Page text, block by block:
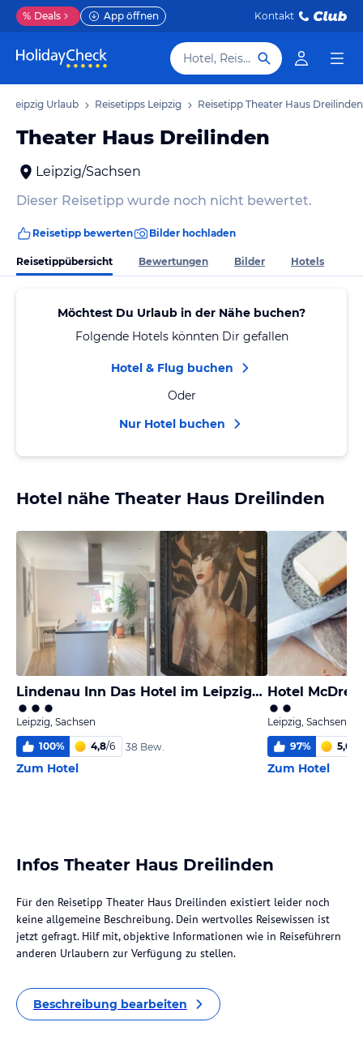
% Deals App öffnen Kontakt
Hotel, Reiseziel
Leipzig Urlaub Reisetipps Leipzig Reisetipp Theater Haus Dreilinden
Theater Haus Dreilinden
Leipzig/Sachsen
Dieser Reisetipp wurde noch nicht bewertet.
Reisetipp bewerten Bilder hochladen
Reisetippübersicht Bewertungen Bilder Hotels
Möchtest Du Urlaub in der Nähe buchen?
Folgende Hotels könnten Dir gefallen
Hotel & Flug buchen
Oder
Nur Hotel buchen
Hotel nähe Theater Haus Dreilinden
Lindenau Inn Das Hotel im Leipziger Westen
Leipzig, Sachsen
100% 4,8/6 38 Bew.
Zum Hotel
Hotel
Leipzig, Sachsen
97% 5,0
Zum Hotel
Infos Theater Haus Dreilinden
Für den Reisetipp Theater Haus Dreilinden existiert leider noch
keine allgemeine Beschreibung. Dein wertvolles Reisewissen ist
jetzt gefragt. Hilf mit, objektive Informationen wie in Reiseführern
anderen Urlaubern zur Verfügung zu stellen.
Beschreibung bearbeiten